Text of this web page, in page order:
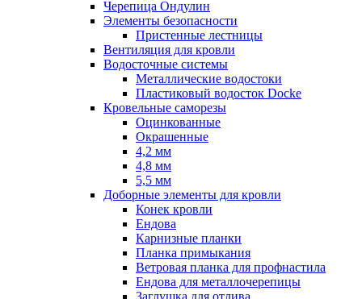
Черепица Ондулин
Элементы безопасности
Пристенные лестницы
Вентиляция для кровли
Водосточные системы
Металлические водостоки
Пластиковый водосток Docke
Кровельные саморезы
Оцинкованные
Окрашенные
4,2 мм
4,8 мм
5,5 мм
Доборные элементы для кровли
Конек кровли
Ендова
Карнизные планки
Планка примыкания
Ветровая планка для профнастила
Ендова для металлочерепицы
Заглушка для отлива